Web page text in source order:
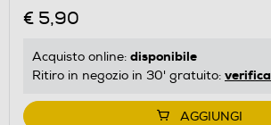
€ 5,90
Acquisto online: disponibile
Ritiro in negozio in 30' gratuito: verifica
AGGIUNGI